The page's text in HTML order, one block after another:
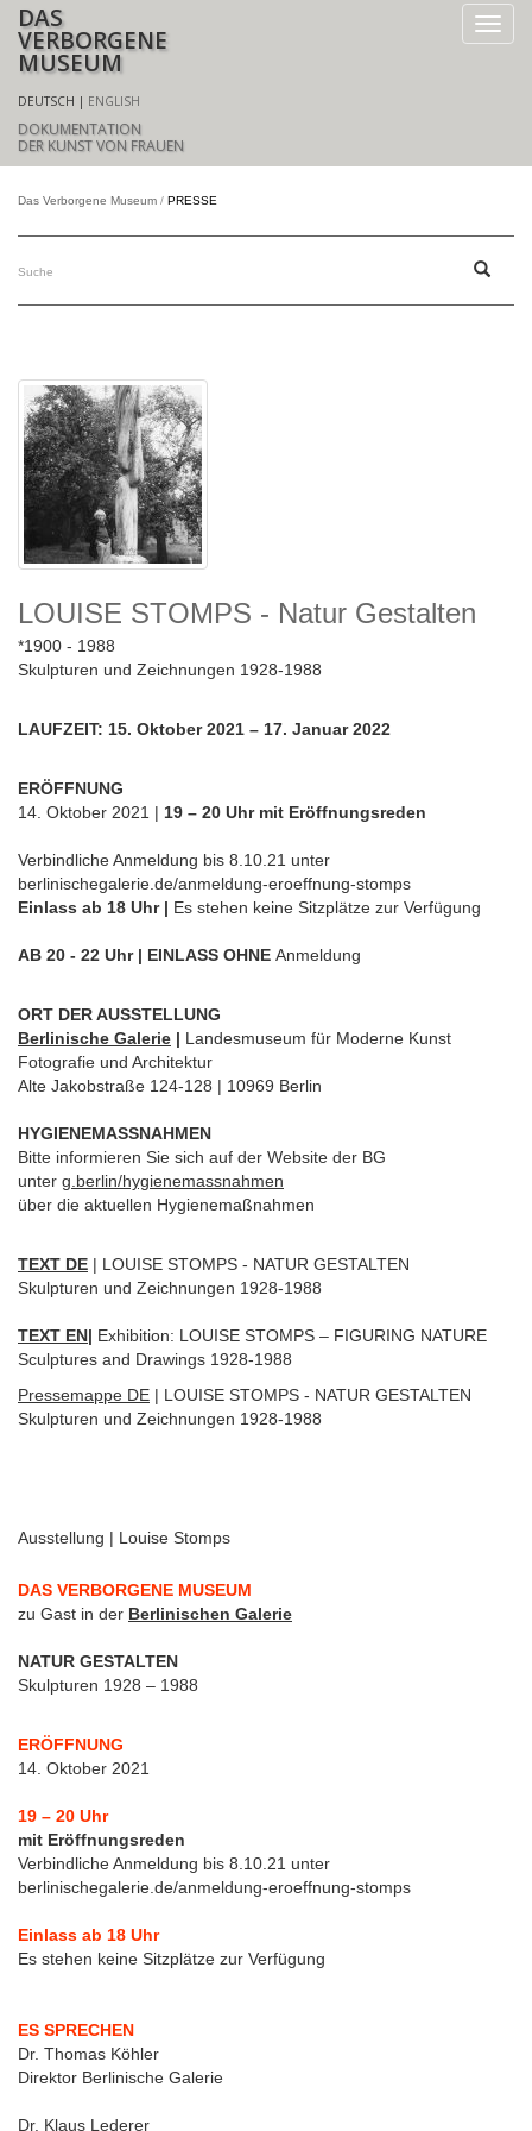
DAS
VERBORGENE
MUSEUM
DEUTSCH ENGLISH
DOKUMENTATION
DER KUNST VON FRAUEN
Das Verborgene Museum PRESSE
LOUISE STOMPS - Natur Gestalten
1900 - 1988
Skulpturen und Zeichnungen 1928-1988
LAUFZEIT: 15. Oktober 2021 – 17. Januar 2022
ERÖFFNUNG
14. Oktober 2021 | 19 – 20 Uhr mit Eröffnungsreden
Verbindliche Anmeldung bis 8.10.21 unter
berlinischegalerie.de/anmeldung-eroeffnung-stomps
Einlass ab 18 Uhr | Es stehen keine Sitzplätze zur Verfügung
AB 20 - 22 Uhr | EINLASS OHNE Anmeldung
ORT DER AUSSTELLUNG
Berlinische Galerie | Landesmuseum für Moderne Kunst
Fotografie und Architektur
Alte Jakobstraße 124-128 | 10969 Berlin
HYGIENEMASSNAHMEN
Bitte informieren Sie sich auf der Website der BG
unter g.berlin/hygienemassnahmen
über die aktuellen Hygienemaßnahmen
TEXT DE | LOUISE STOMPS - NATUR GESTALTEN
Skulpturen und Zeichnungen 1928-1988
TEXT EN| Exhibition: LOUISE STOMPS – FIGURING NATURE
Sculptures and Drawings 1928-1988
Pressemappe DE | LOUISE STOMPS - NATUR GESTALTEN
Skulpturen und Zeichnungen 1928-1988
Ausstellung | Louise Stomps
DAS VERBORGENE MUSEUM
zu Gast in der Berlinischen Galerie
NATUR GESTALTEN
Skulpturen 1928 – 1988
ERÖFFNUNG
14. Oktober 2021
19 – 20 Uhr
mit Eröffnungsreden
Verbindliche Anmeldung bis 8.10.21 unter
berlinischegalerie.de/anmeldung-eroeffnung-stomps
Einlass ab 18 Uhr
Es stehen keine Sitzplätze zur Verfügung
ES SPRECHEN
Dr. Thomas Köhler
Direktor Berlinische Galerie
Dr. Klaus Lederer